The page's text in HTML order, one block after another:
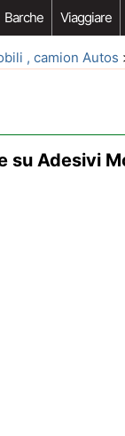
Barche Viaggiare
, camion Autos
su Adesivi